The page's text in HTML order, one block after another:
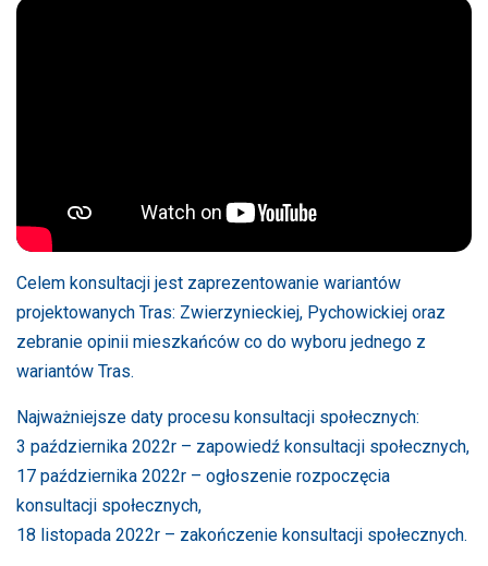
Celem konsultacji jest zaprezentowanie wariantów
projektowanych Tras: Zwierzynieckiej, Pychowickiej oraz
zebranie opinii mieszkańców co do wyboru jednego z
wariantów Tras.
Najważniejsze daty procesu konsultacji społecznych:
3 października 2022r – zapowiedź konsultacji społecznych,
17 października 2022r – ogłoszenie rozpoczęcia
konsultacji społecznych,
18 listopada 2022r – zakończenie konsultacji społecznych.